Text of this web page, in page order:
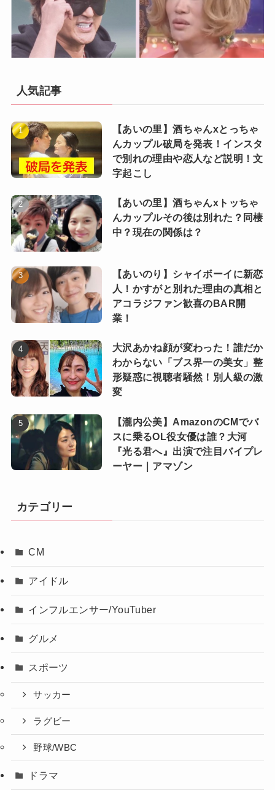
人気記事
【あいの里】酒ちゃんxとっちゃ
んカップル破局を発表！インスタ
で別れの理由や恋人など説明！文
字起こし
【あいの里】酒ちゃんxトッちゃ
んカップルその後は別れた？同棲
中？現在の関係は？
【あいのり】シャイボーイに新恋
人！かすがと別れた理由の真相と
アコラジファン歓喜のBAR開
業！
大沢あかね顔が変わった！誰だか
わからない「ブス界一の美女」整
形疑惑に視聴者騒然！別人級の激
変
【瀧内公美】AmazonのCMでバ
スに乗るOL役女優は誰？大河
『光る君へ』出演で注目バイプレ
ーヤー｜アマゾン
カテゴリー
CM
アイドル
インフルエンサー/YouTuber
グルメ
スポーツ
サッカー
ラグビー
野球/WBC
ドラマ